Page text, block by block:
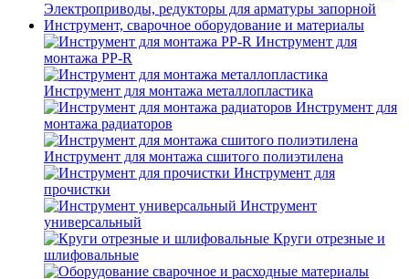
Электроприводы, редукторы для арматуры запорной
Инструмент, сварочное оборудование и материалы
Инструмент для
монтажа PP-R
Инструмент для монтажа металлопластика
Инструмент для
монтажа радиаторов
Инструмент для монтажа сшитого полиэтилена
Инструмент для
прочистки
Инструмент
универсальный
Круги отрезные и
шлифовальные